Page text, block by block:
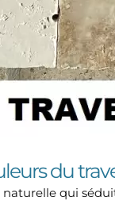
du
qui